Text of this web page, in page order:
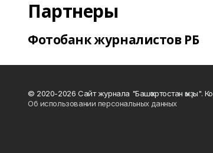
Партнеры
Фотобанк журналистов РБ
© 2020-2026 Сайт журнала "Башҡортостан ҡыҙы".
Об использовании персональных данных